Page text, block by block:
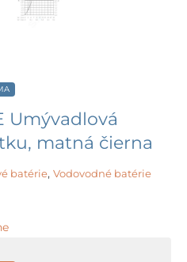
Umývadlová
matná čierna
batérie, Vodovodné batérie